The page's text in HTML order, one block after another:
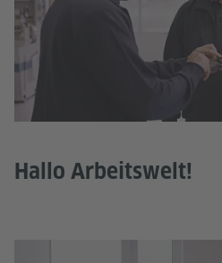
Hallo Arbeitswelt!